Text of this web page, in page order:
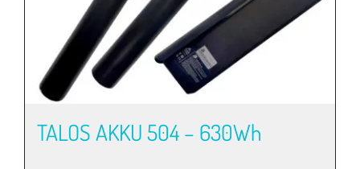
TALOS AKKU 504 – 630Wh